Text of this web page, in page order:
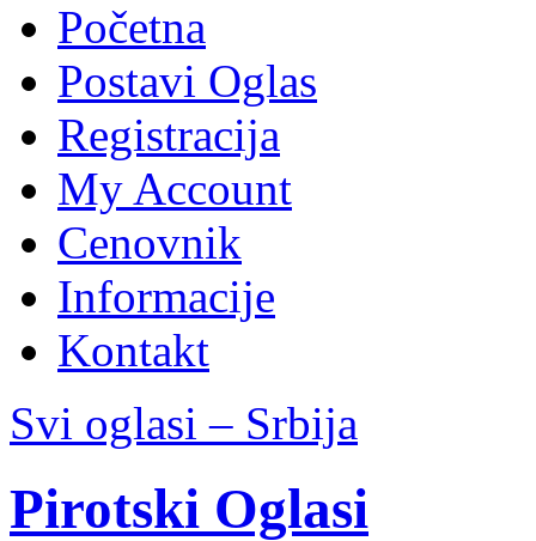
Početna
Postavi Oglas
Registracija
My Account
Cenovnik
Informacije
Kontakt
Svi oglasi – Srbija
Pirotski Oglasi